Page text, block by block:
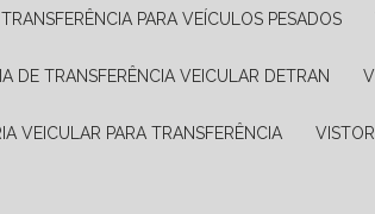
TRANSFERÊNCIA PARA VEÍCULOS PESADOS
DE TRANSFERÊNCIA VEICULAR DETRAN
VEICULAR PARA TRANSFERÊNCIA